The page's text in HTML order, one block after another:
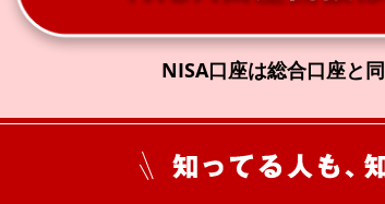
NISA口座は総合口座と